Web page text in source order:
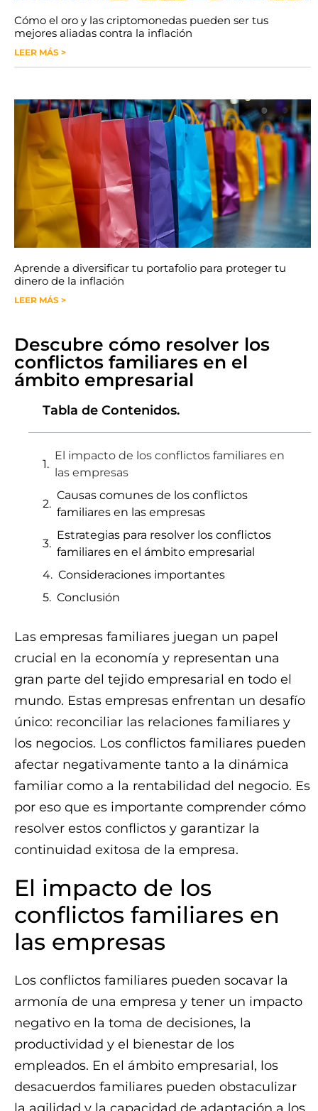
Cómo el oro y las criptomonedas pueden ser tus
mejores aliadas contra la inflación
LEER MÁS >
Aprende a diversificar tu portafolio para proteger tu
dinero de la inflación
LEER MÁS >
Descubre cómo resolver los
conflictos familiares en el
ámbito empresarial
Tabla de Contenidos.
El impacto de los conflictos familiares en
las empresas
Causas comunes de los conflictos
familiares en las empresas
Estrategias para resolver los conflictos
familiares en el ámbito empresarial
Consideraciones importantes
Conclusión
Las empresas familiares juegan un papel
crucial en la economía y representan una
gran parte del tejido empresarial en todo el
mundo. Estas empresas enfrentan un desafío
único: reconciliar las relaciones familiares y
los negocios. Los conflictos familiares pueden
afectar negativamente tanto a la dinámica
familiar como a la rentabilidad del negocio. Es
por eso que es importante comprender cómo
resolver estos conflictos y garantizar la
continuidad exitosa de la empresa.
El impacto de los
conflictos familiares en
las empresas
Los conflictos familiares pueden socavar la
armonía de una empresa y tener un impacto
negativo en la toma de decisiones, la
productividad y el bienestar de los
empleados. En el ámbito empresarial, los
desacuerdos familiares pueden obstaculizar